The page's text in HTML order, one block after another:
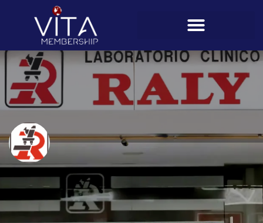
Laboratorios Raly (Paitilla)
Perfil